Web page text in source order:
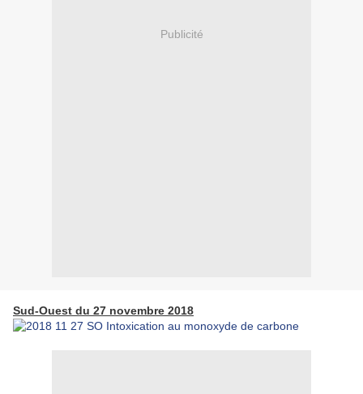
Publicité
Sud-Ouest du 27 novembre 2018